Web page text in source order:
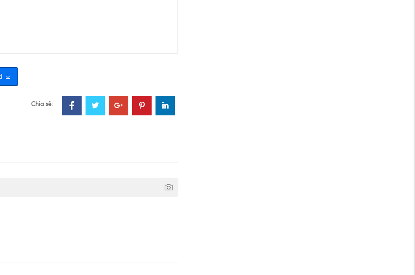
Chia sẻ: